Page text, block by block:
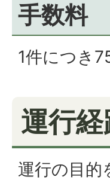
手数料
1件につき
運行
運行の目的